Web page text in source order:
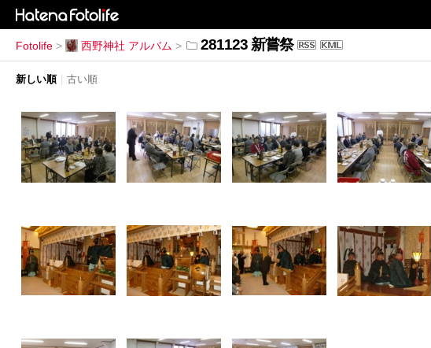
Fotolife > 西野神社 アルバム > 281123 新嘗祭
新しい順 古い順